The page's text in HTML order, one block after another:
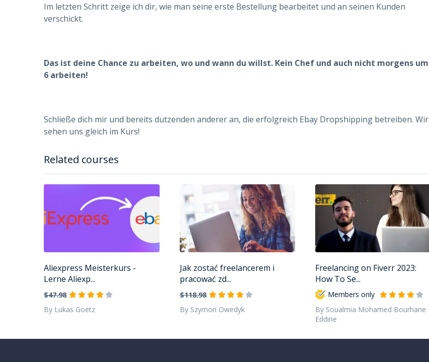
Im letzten Schritt zeige ich dir, wie man seine erste Bestellung bearbeitet und an seinen Kunden
verschickt.
Das ist deine Chance zu arbeiten, wo und wann du willst. Kein Chef und auch nicht morgens um
6 arbeiten!
Schließe dich mir und bereits dutzenden anderer an, die erfolgreich Ebay Dropshipping betreiben. Wir
sehen uns gleich im Kurs!
Related courses
Aliexpress Meisterkurs -
Lerne Aliexp...
$47.98
By Lukas Goetz
Jak zostać freelancerem i
pracować zd...
$118.98
By Szymon Owedyk
Freelancing on Fiverr 2023:
How To Se...
Members only
By Soualmia Mohamed Bourhane
Eddine